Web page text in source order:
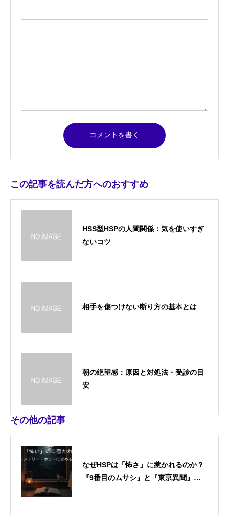
この記事を読んだ方へのおすすめ
HSS型HSPの人間関係：気を使いすぎ
ないコツ
相手を傷つけない断り方の基本とは
朝の絶望感：原因と対処法・受診の目
安
その他の記事
なぜHSPは「怖さ」に惹かれるのか？
『9番目のムサシ』と『東亰異聞』に